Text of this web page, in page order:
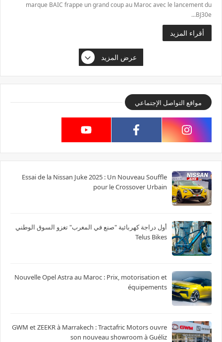
marque BAIC frappe un grand coup au Maroc avec le lancement du
BJ30e...
أقراء المزيد
عرض المزيد
مواقع التواصل الإجتماعي
Essai de la Nissan Juke 2025 : Un Nouveau Souffle
pour le Crossover Urbain
أول دراجة كهربائية "صنع في المغرب" تغزو السوق الوطني
Telus Bikes
Nouvelle Opel Astra au Maroc : Prix, motorisation et
équipements
GWM et ZEEKR à Marrakech : Tractafric Motors ouvre
son nouveau showroom à Guéliz